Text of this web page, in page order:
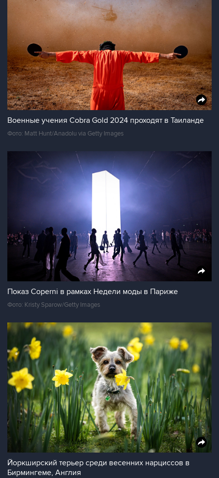
Военные учения Cobra Gold 2024 проходят в Таиланде
Фото: Matt Hunt/Anadolu via Getty Images
Показ Coperni в рамках Недели моды в Париже
Фото: Kristy Sparow/Getty Images
Йоркширский терьер среди весенних нарциссов в
Бирмингеме, Англия